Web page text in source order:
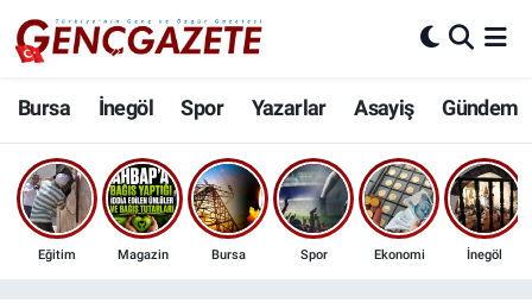
Bursa İnegöl Spor Yazarlar Asayiş Gündem
Eğitim Magazin Bursa Spor Ekonomi İnegöl
Bursa
İnegöl
3.SAYFA
Nöbetçi Eczaneler
Hava Durumu
Trafik Durumu